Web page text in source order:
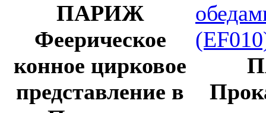
ПАРИЖ
Феерическое
конное цирковое
представление в